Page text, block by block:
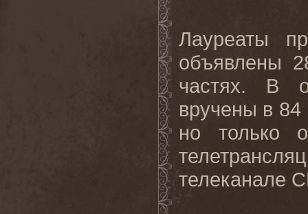
Лауреаты
объявлены
частях. В
вручены в 84
но только
телеканале